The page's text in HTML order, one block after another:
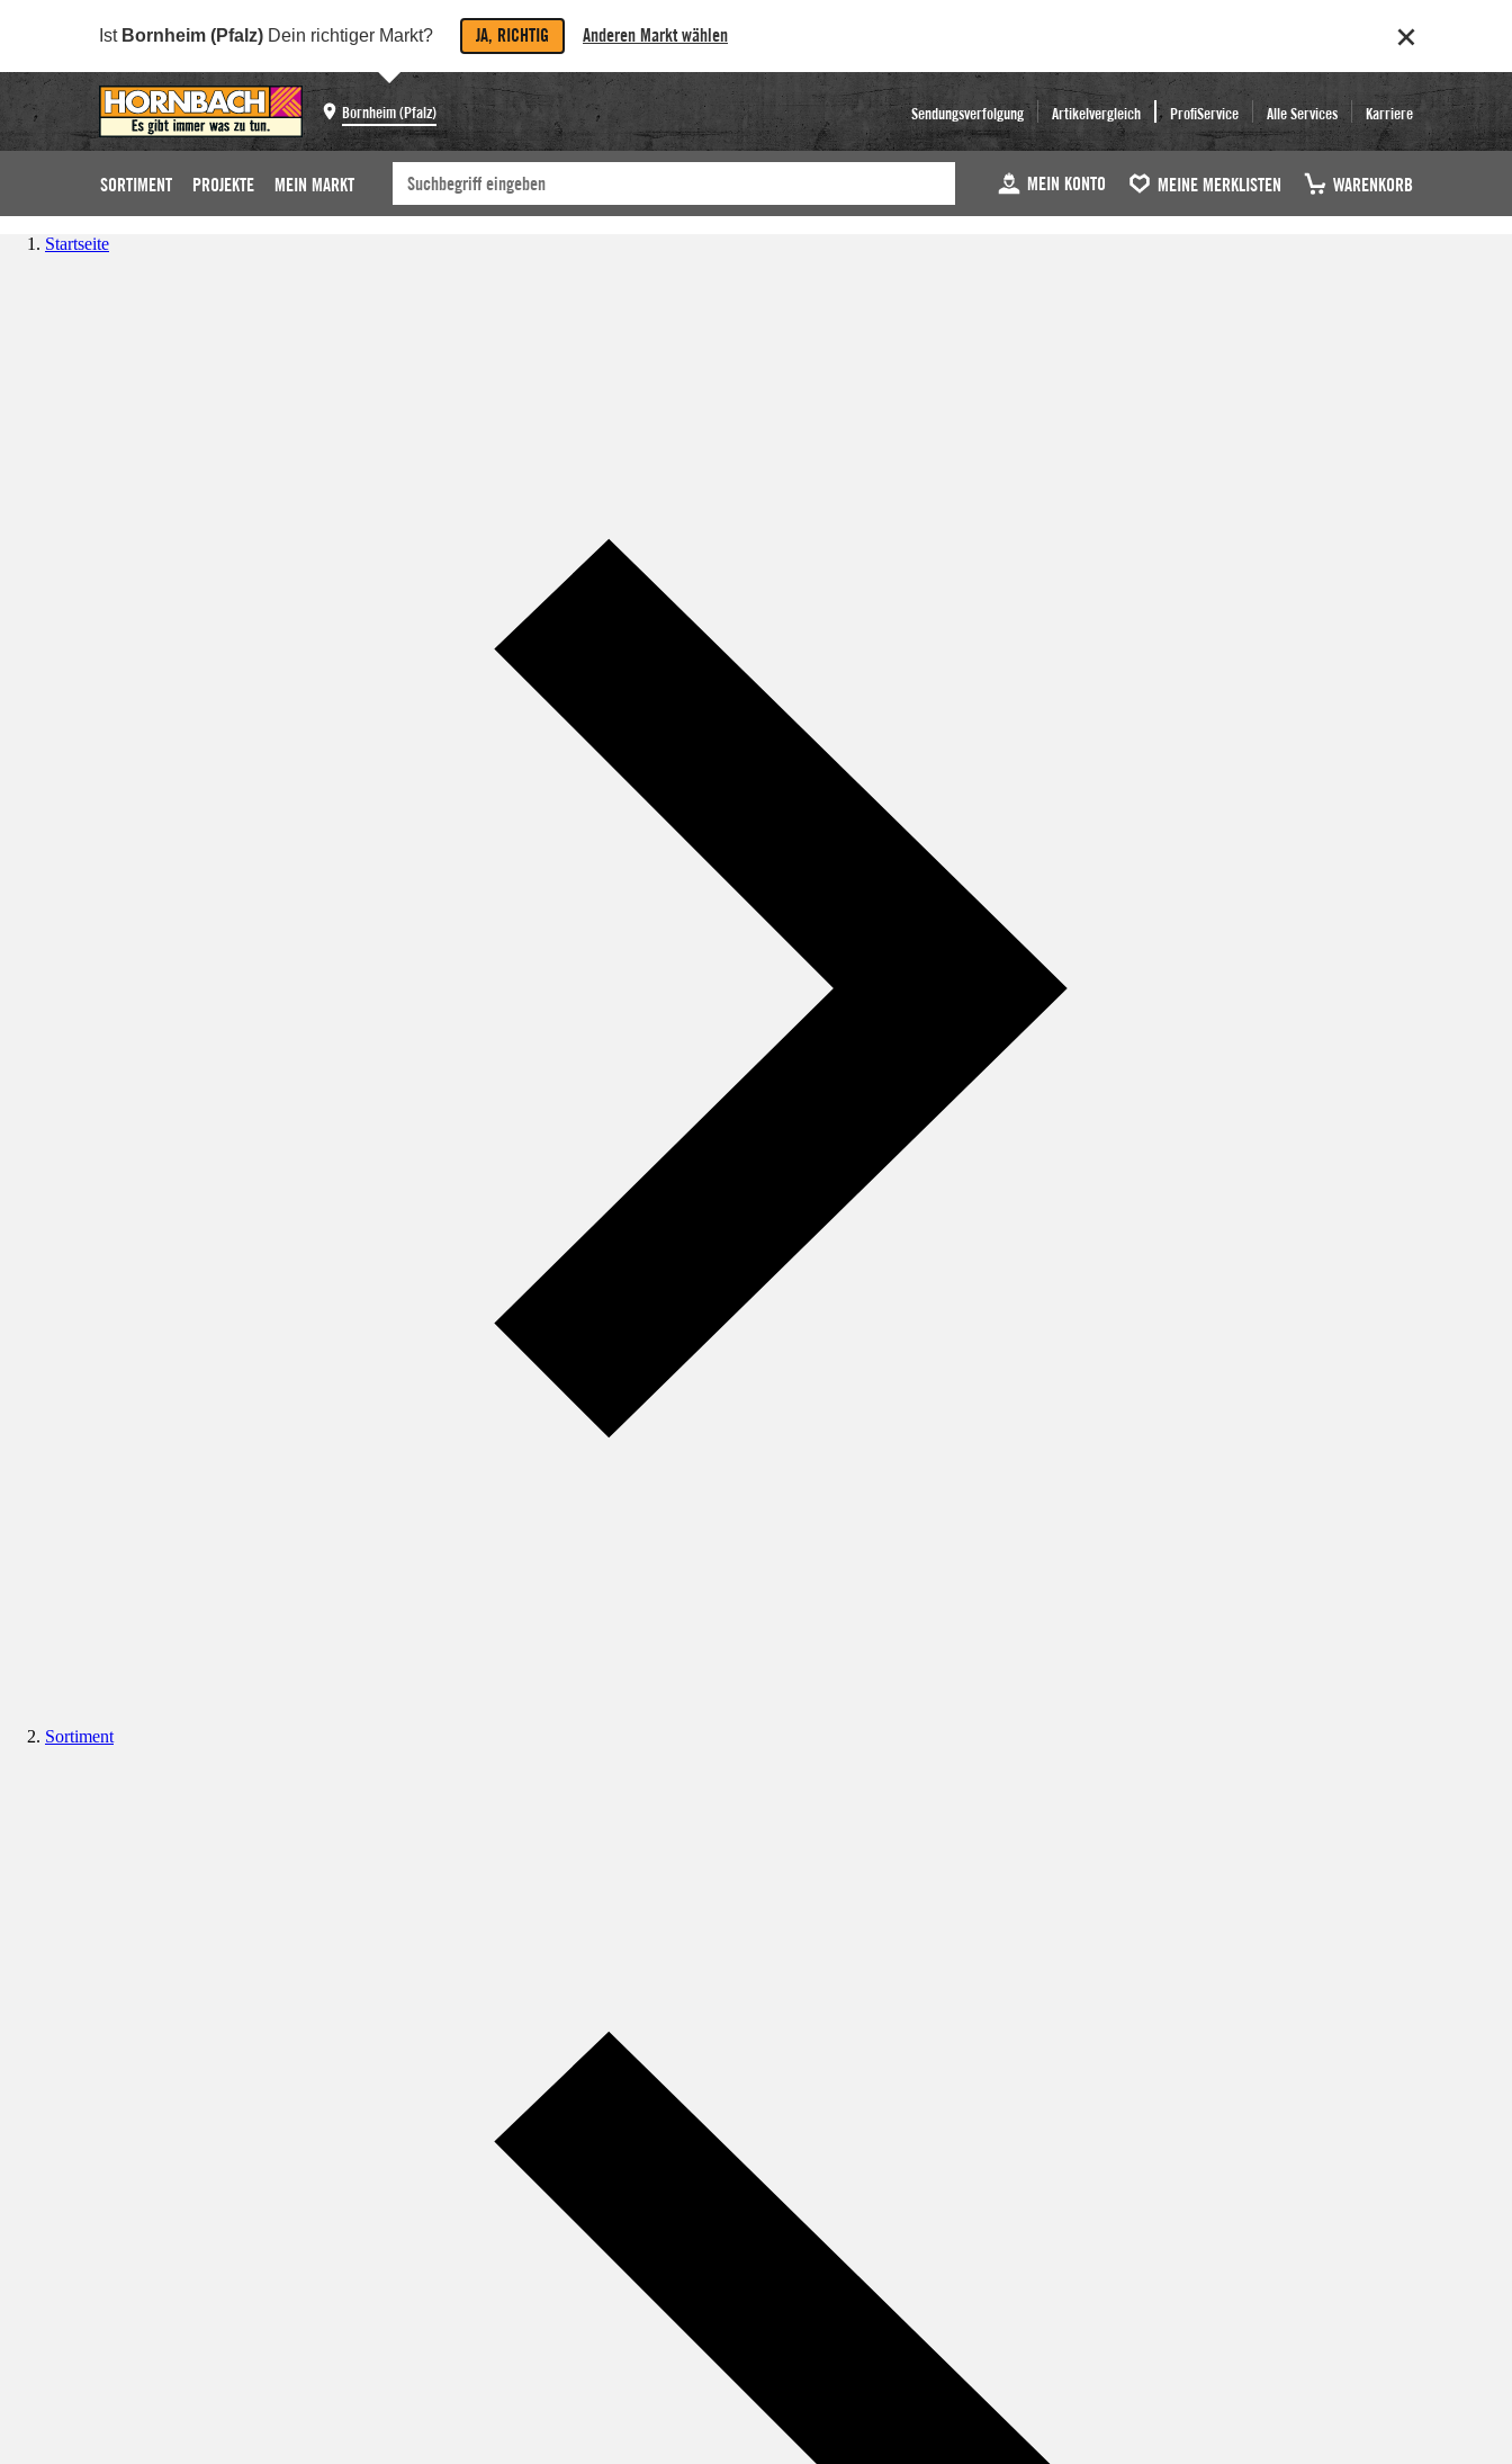
Ist Bornheim (Pfalz) Dein richtiger Markt? JA, RICHTIG Anderen Markt wählen
Bornheim (Pfalz) Sendungsverfolgung Artikelvergleich ProfiService Alle Services Karriere
SORTIMENT PROJEKTE MEIN MARKT MEIN KONTO MEINE MERKLISTEN WARENKORB
Startseite
Sortiment